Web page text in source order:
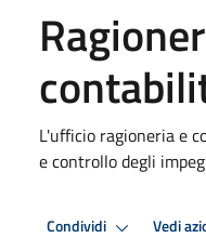
L'ufficio ragioneria e
e controllo degli
Condividi Vedi